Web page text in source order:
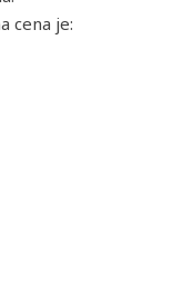
cena je: